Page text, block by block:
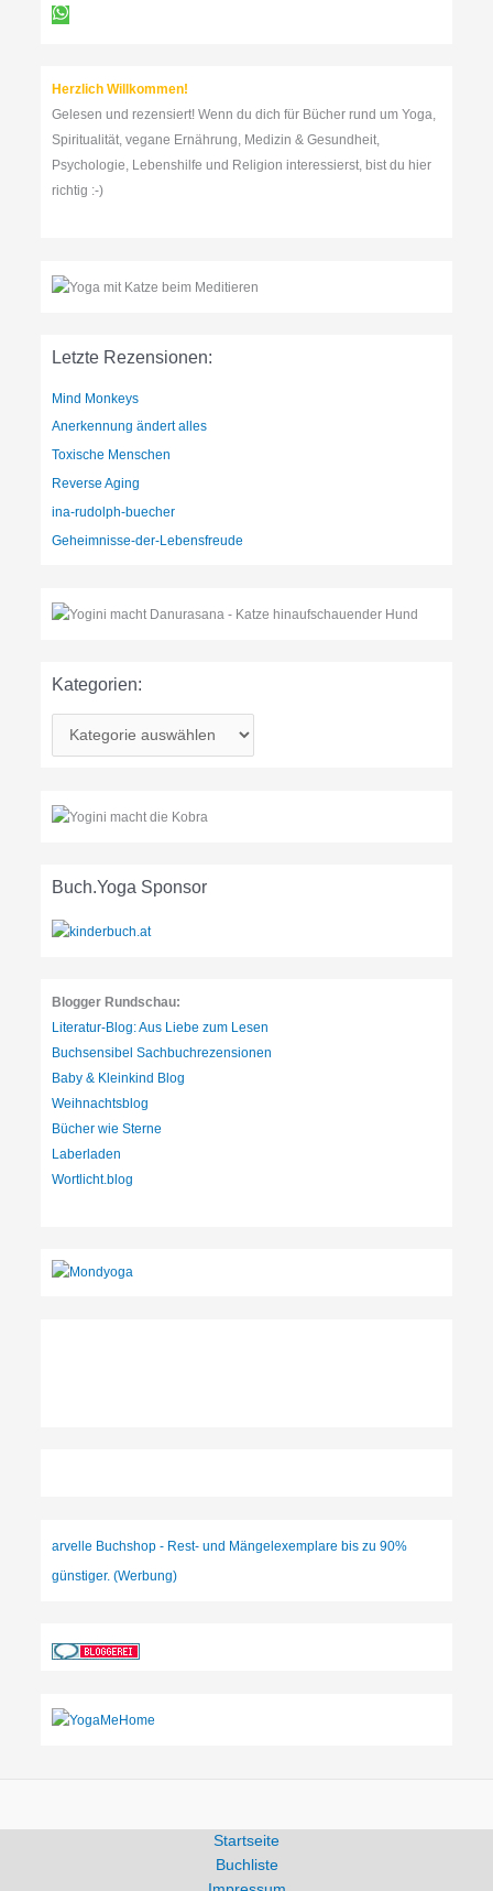
h
Herzlich Willkommen!
Gelesen und rezensiert! Wenn du dich für Bücher rund um Yoga,
Spiritualität, vegane Ernährung, Medizin & Gesundheit,
Psychologie, Lebenshilfe und Religion interessierst, bist du hier
richtig :-)
Letzte Rezensionen:
Mind Monkeys
Anerkennung ändert alles
Toxische Menschen
Reverse Aging
ina-rudolph-buecher
Geheimnisse-der-Lebensfreude
Kategorien:
g
e
Buch.Yoga Sponsor
Blogger Rundschau:
Literatur-Blog: Aus Liebe zum Lesen
Buchsensibel Sachbuchrezensionen
Baby & Kleinkind Blog
Weihnachtsblog
Bücher wie Sterne
Laberladen
Wortlicht.blog
arvelle Buchshop - Rest- und Mängelexemplare bis zu 90%
günstiger. (Werbung)
Startseite
Buchliste